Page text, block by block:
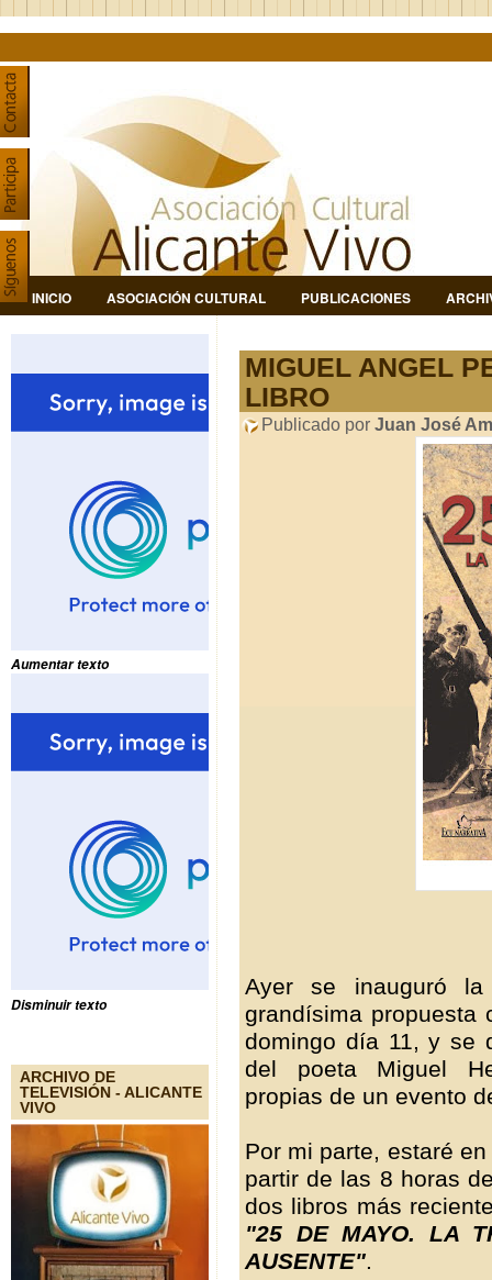
INICIO ASOCIACIÓN CULTURAL PUBLICACIONES
Aumentar texto
Disminuir texto
ARCHIVO DE
TELEVISIÓN - ALICANTE
VIVO
MIGUEL ANGEL
LIBRO
Publicado por Juan José
Ayer se inauguró
grandísima propuesta
domingo día 11, y se
del poeta Miguel
propias de un evento
Por mi parte, estaré
partir de las 8 horas
dos libros más
"25 DE MAYO. LA
AUSENTE".